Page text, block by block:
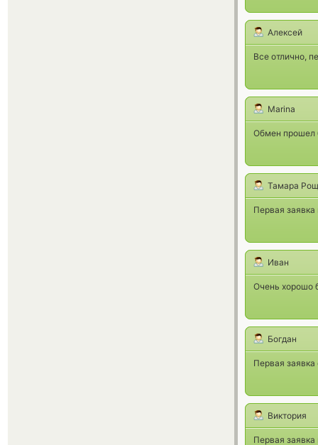
Алексей
Все отлично,
Marina
Обмен прошел
Тамара
Первая
Иван
Очень хорошо
Богдан
Первая
Виктория
Первая